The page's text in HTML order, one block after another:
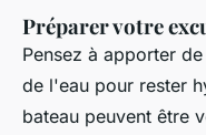
Préparer votre
Pensez à apporter
de l'eau pour rester
bateau peuvent être